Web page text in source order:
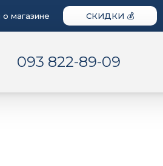
магазине СКИДКИ 💰
093 822-89-09